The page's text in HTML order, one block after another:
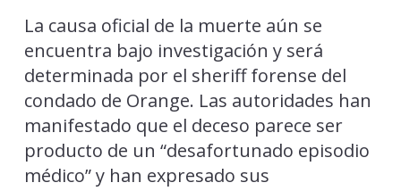
La causa oficial de la muerte aún se
encuentra bajo investigación y será
determinada por el sheriff forense del
condado de Orange. Las autoridades han
manifestado que el deceso parece ser
producto de un “desafortunado episodio
médico” y han expresado sus